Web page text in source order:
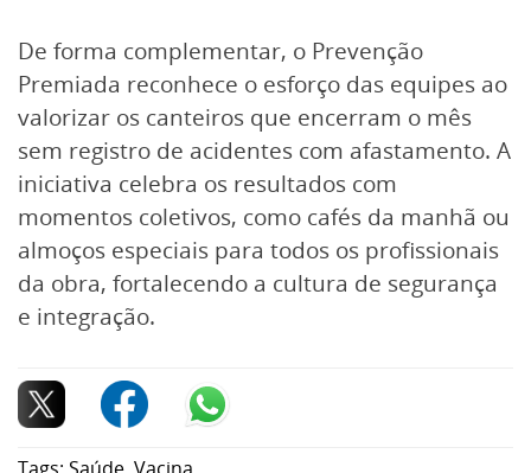
De forma complementar, o Prevenção
Premiada reconhece o esforço das equipes ao
valorizar os canteiros que encerram o mês
sem registro de acidentes com afastamento. A
iniciativa celebra os resultados com
momentos coletivos, como cafés da manhã ou
almoços especiais para todos os profissionais
da obra, fortalecendo a cultura de segurança
e integração.
Tags: Saúde Vacina